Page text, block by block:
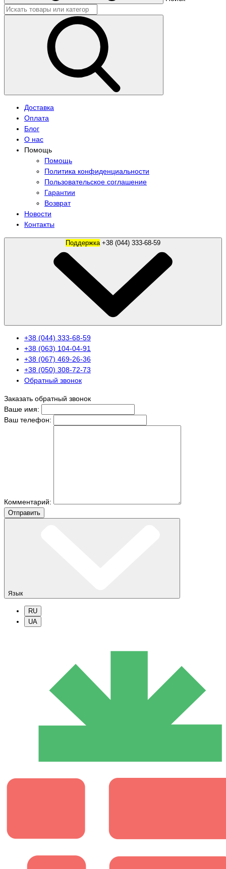
Доставка
Оплата
Блог
О нас
Помощь
Помощь
Политика конфиденциальности
Пользовательское соглашение
Гарантии
Возврат
Новости
Контакты
Поддержка
+38 (044) 333-68-59
+38 (063) 104-04-91
+38 (067) 469-26-36
+38 (050) 308-72-73
Обратный звонок
Заказать обратный звонок
Ваше имя:
Ваш телефон:
Комментарий:
Отправить
Язык
RU
UA